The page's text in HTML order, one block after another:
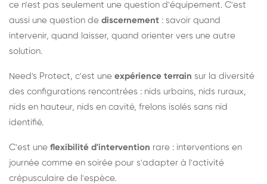
ce n'est pas seulement une question d'équipement. C'est
aussi une question de discernement : savoir quand
intervenir, quand laisser, quand orienter vers une autre
solution.
Need's Protect, c'est une expérience terrain sur la diversité
des configurations rencontrées : nids urbains, nids ruraux,
nids en hauteur, nids en cavité, frelons isolés sans nid
identifié.
C'est une flexibilité d'intervention rare : interventions en
journée comme en soirée pour s'adapter à l'activité
crépusculaire de l'espèce.